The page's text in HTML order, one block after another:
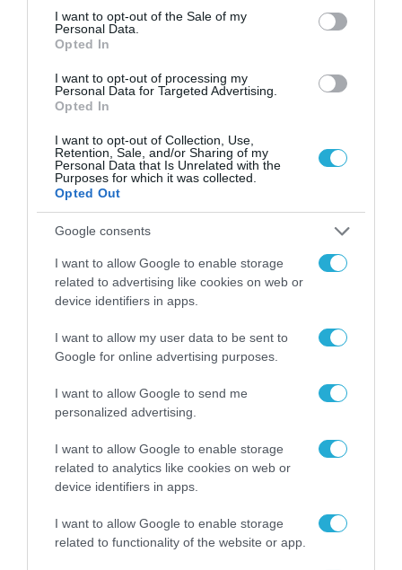
consent section.
I want to opt-out of the Sale of my
Personal Data.
Opted In
I want to opt-out of processing my
Personal Data for Targeted Advertising.
Opted In
I want to opt-out of Collection, Use,
Retention, Sale, and/or Sharing of my
Personal Data that Is Unrelated with the
Purposes for which it was collected.
Opted Out
Google consents
I want to allow Google to enable storage
related to advertising like cookies on web or
device identifiers in apps.
I want to allow my user data to be sent to
Google for online advertising purposes.
I want to allow Google to send me
personalized advertising.
I want to allow Google to enable storage
related to analytics like cookies on web or
device identifiers in apps.
I want to allow Google to enable storage
related to functionality of the website or app.
12.09.2025 | 15:37
Ν.Μεντβέντεφ για τη δολοφονία Τ.Κερκ:
πυροβολείται!»
«Πότε θα καταλάβετε πως στηρίζετε δολοφόνους;»
11.09.2025 | 15:31
ΗΠΑ: Αριστερός εξτρεμιστής δολοφόνησε εν
ψυχρώ τον πλέον φέρελπι Αμερικανό
δεξιό & σύμμαχο του Ν.Τραμπ (βίντεο)